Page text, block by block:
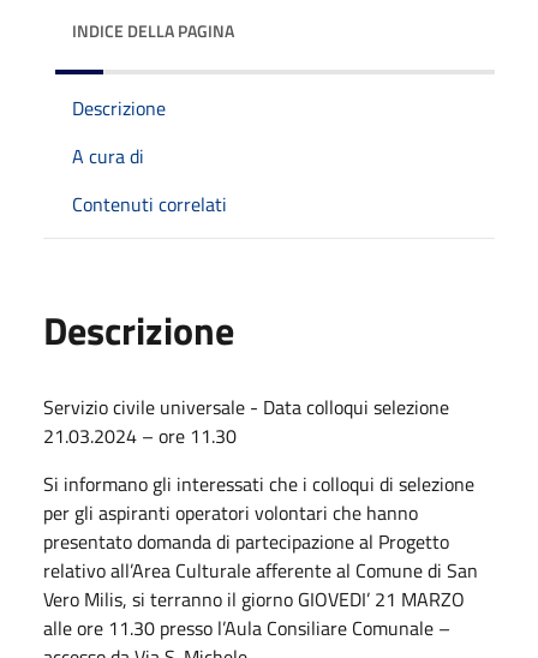
INDICE DELLA PAGINA
Descrizione
A cura di
Contenuti correlati
Descrizione
Servizio civile universale - Data colloqui selezione
21.03.2024 – ore 11.30
Si informano gli interessati che i colloqui di selezione
per gli aspiranti operatori volontari che hanno
presentato domanda di partecipazione al Progetto
relativo all’Area Culturale afferente al Comune di San
Vero Milis, si terranno il giorno GIOVEDI’ 21 MARZO
alle ore 11.30 presso l’Aula Consiliare Comunale –